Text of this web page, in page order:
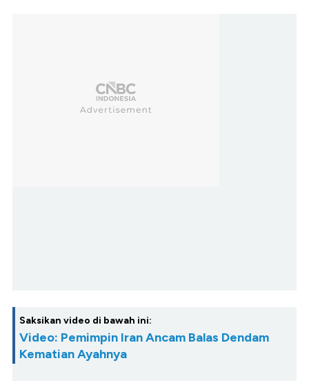
Saksikan video di bawah ini:
Video: Pemimpin Iran Ancam Balas Dendam
Kematian Ayahnya